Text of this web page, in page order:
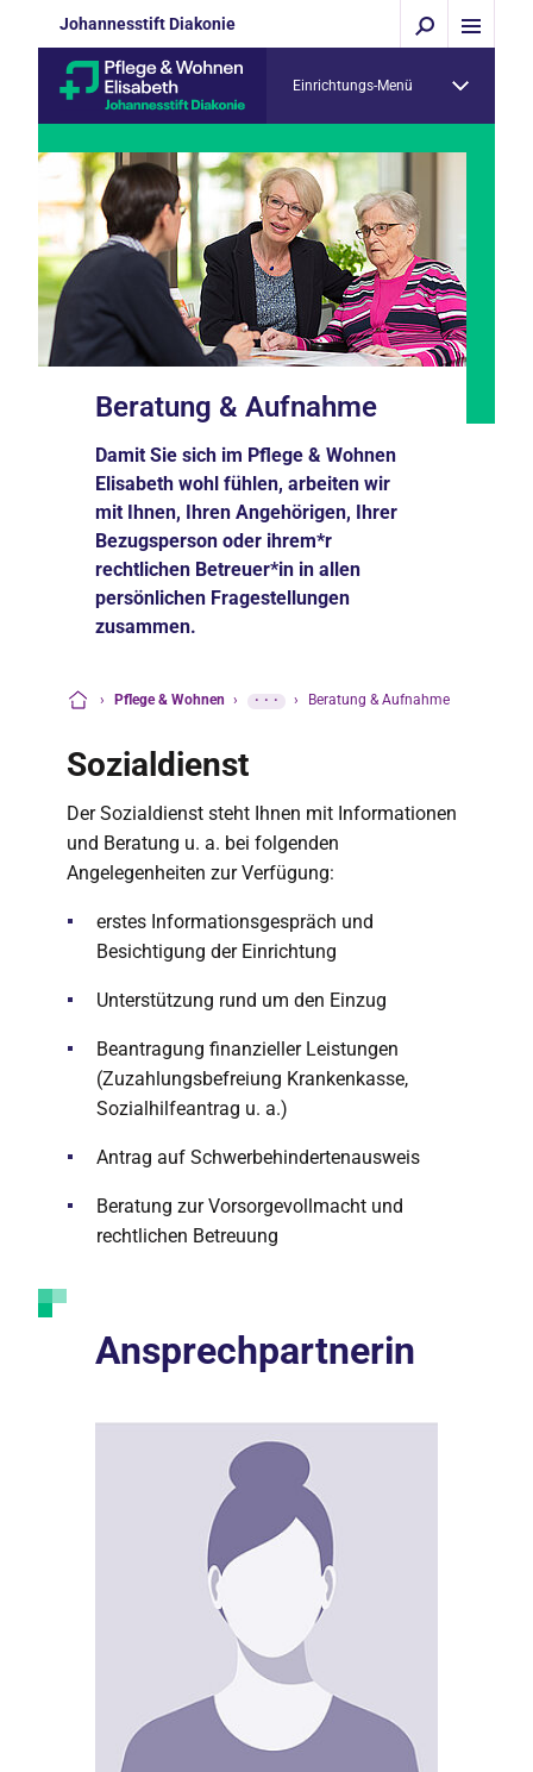
Johannesstift Diakonie
Einrichtungs-Menü
Beratung & Aufnahme
Damit Sie sich im Pflege & Wohnen
Elisabeth wohl fühlen, arbeiten wir
mit Ihnen, Ihren Angehörigen, Ihrer
Bezugsperson oder ihrem*r
rechtlichen Betreuer*in in allen
persönlichen Fragestellungen
zusammen.
› Pflege & Wohnen › ··· › Beratung & Aufnahme
Sozialdienst
Der Sozialdienst steht Ihnen mit Informationen
und Beratung u. a. bei folgenden
Angelegenheiten zur Verfügung:
erstes Informationsgespräch und
Besichtigung der Einrichtung
Unterstützung rund um den Einzug
Beantragung finanzieller Leistungen
(Zuzahlungsbefreiung Krankenkasse,
Sozialhilfeantrag u. a.)
Antrag auf Schwerbehindertenausweis
Beratung zur Vorsorgevollmacht und
rechtlichen Betreuung
Ansprechpartnerin